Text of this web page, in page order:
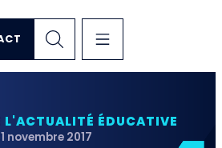
L'ACTUALITÉ ÉDUCATIVE
novembre 2017